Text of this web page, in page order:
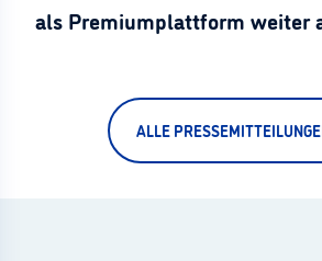
als Premiumplattform weiter
ALLE